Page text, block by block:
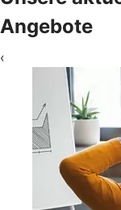
Angebote
‹